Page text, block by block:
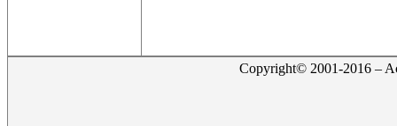
Copyright© 2001-2016 –